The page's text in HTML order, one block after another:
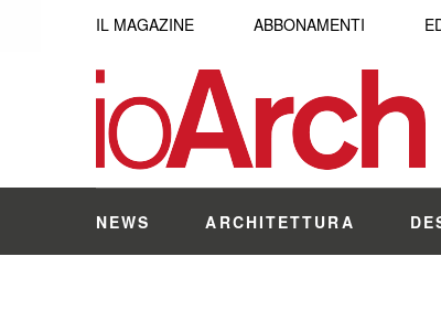
IL MAGAZINE ABBONAMENTI
NEWS ARCHITETTURA